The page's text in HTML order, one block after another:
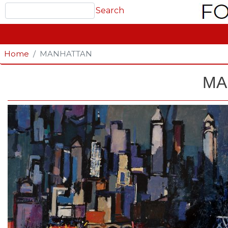
Search
Home MANHATTAN
Fotografija